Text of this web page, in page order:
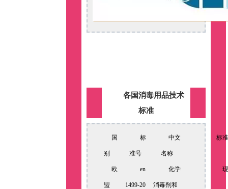
各国消毒用品技术
标准
国
别
标
准号
中文
名称
标
欧
盟
en
1499-20
化学
消毒剂和